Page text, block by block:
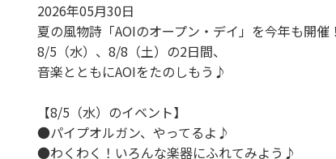
2026年05月30日
夏の風物詩「AOIのオープン・デイ」を今年も開催！
8/5（水）、8/8（土）の2日間、
音楽とともにAOIをたのしもう♪
【8/5（水）のイベント】
●パイプオルガン、やってるよ♪
●わくわく！いろんな楽器にふれてみよう♪